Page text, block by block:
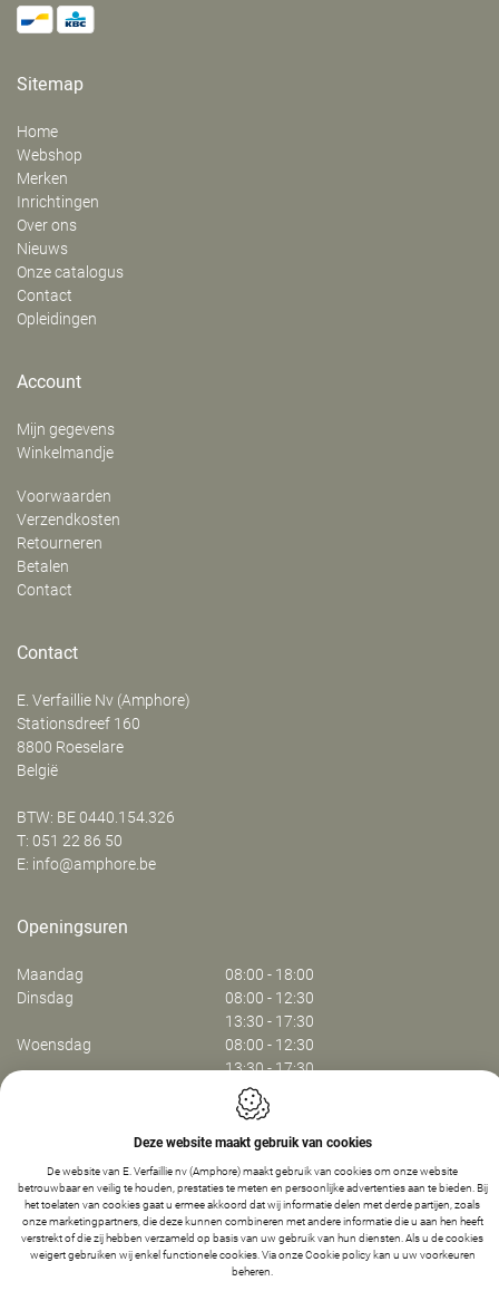
Sitemap
Home
Webshop
Merken
Inrichtingen
Over ons
Nieuws
Onze catalogus
Contact
Opleidingen
Account
Mijn gegevens
Winkelmandje
Voorwaarden
Verzendkosten
Retourneren
Betalen
Contact
Contact
E. Verfaillie Nv (Amphore)
‍Stationsdreef 160
8800 Roeselare
België
BTW: BE 0440.154.326
T: 051 22 86 50
E: info@amphore.be
Openingsuren
Maandag
08:00 - 18:00
Dinsdag
08:00 - 12:30
13:30 - 17:30
Woensdag
08:00 - 12:30
13:30 - 17:30
08:00 - 12:30
13:30 - 17:30
08:00 - 13:30
Webdesign by IDcreation 2024
Cookie policy
Privacy policy
Sitemap
Deze website maakt gebruik van cookies
De website van E. Verfaillie nv (Amphore) maakt gebruik van cookies om onze website
betrouwbaar en veilig te houden, prestaties te meten en persoonlijke advertenties aan te bieden. Bij
het toelaten van cookies gaat u ermee akkoord dat wij informatie delen met derde partijen, zoals
onze marketingpartners, die deze kunnen combineren met andere informatie die u aan hen heeft
verstrekt of die zij hebben verzameld op basis van uw gebruik van hun diensten. Als u de cookies
weigert gebruiken wij enkel functionele cookies. Via onzeCookie policykan u uw voorkeuren
beheren.IN WINKELMANDJE